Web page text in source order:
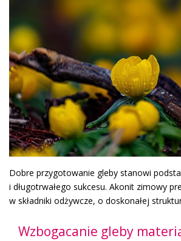
Dobre przygotowanie gleby stanowi
i długotrwałego sukcesu. Akonit zimowy
w składniki odżywcze, o doskonałej
Wzbogacanie gleby